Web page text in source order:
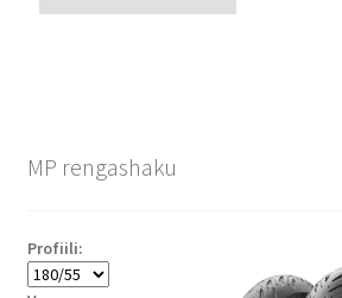
MP rengashaku
Profiili: